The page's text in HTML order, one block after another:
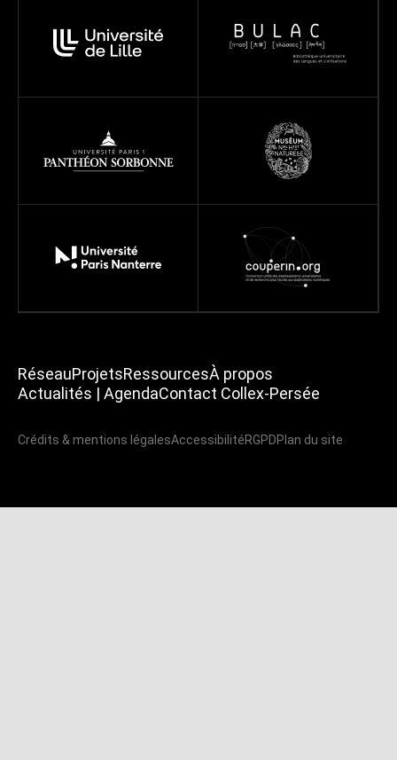
RéseauProjetsRessourcesÀ propos
Actualités | AgendaContact Collex-Persée
Crédits & mentions légalesAccessibilitéRGPDPlan du site